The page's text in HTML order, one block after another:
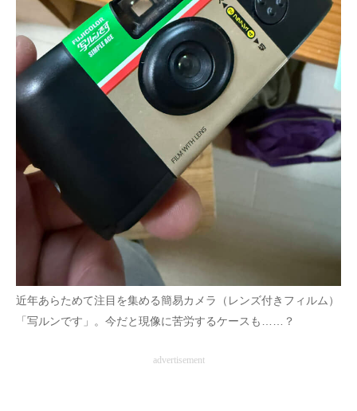
建設×テクノロジーの最前線
ちょっと気になるネットの話題
近年あらためて注目を集める簡易カメラ（レンズ付きフィルム）
「写ルンです」。今だと現像に苦労するケースも……？
advertisement